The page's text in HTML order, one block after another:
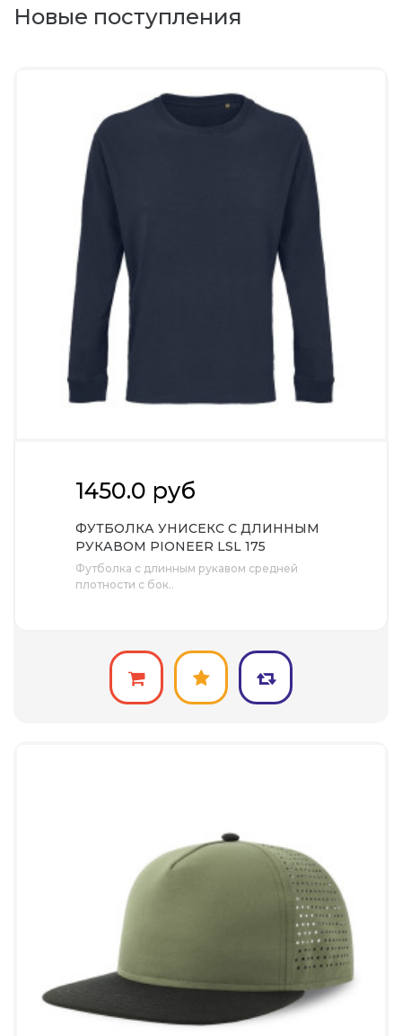
Новые поступления
1450.0 руб
ФУТБОЛКА УНИСЕКС С ДЛИННЫМ
РУКАВОМ PIONEER LSL 175
Футболка с длинным рукавом средней
плотности с бок..